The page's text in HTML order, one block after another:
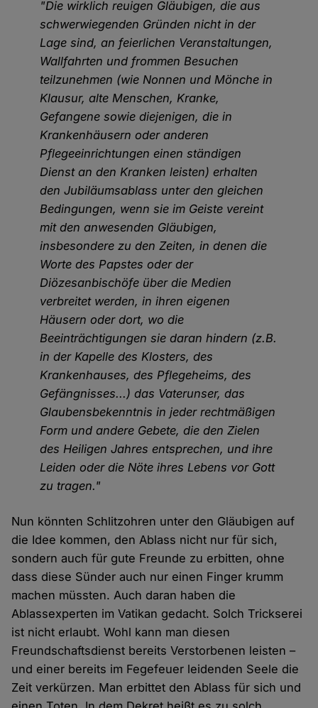
"Die wirklich reuigen Gläubigen, die aus
schwerwiegenden Gründen nicht in der
Lage sind, an feierlichen Veranstaltungen,
Wallfahrten und frommen Besuchen
teilzunehmen (wie Nonnen und Mönche in
Klausur, alte Menschen, Kranke,
Gefangene sowie diejenigen, die in
Krankenhäusern oder anderen
Pflegeeinrichtungen einen ständigen
Dienst an den Kranken leisten) erhalten
den Jubiläumsablass unter den gleichen
Bedingungen, wenn sie im Geiste vereint
mit den anwesenden Gläubigen,
insbesondere zu den Zeiten, in denen die
Worte des Papstes oder der
Diözesanbischöfe über die Medien
verbreitet werden, in ihren eigenen
Häusern oder dort, wo die
Beeinträchtigungen sie daran hindern (z.B.
in der Kapelle des Klosters, des
Krankenhauses, des Pflegeheims, des
Gefängnisses...) das Vaterunser, das
Glaubensbekenntnis in jeder rechtmäßigen
Form und andere Gebete, die den Zielen
des Heiligen Jahres entsprechen, und ihre
Leiden oder die Nöte ihres Lebens vor Gott
zu tragen."
Nun könnten Schlitzohren unter den Gläubigen auf
die Idee kommen, den Ablass nicht nur für sich,
sondern auch für gute Freunde zu erbitten, ohne
dass diese Sünder auch nur einen Finger krumm
machen müssten. Auch daran haben die
Ablassexperten im Vatikan gedacht. Solch Trickserei
ist nicht erlaubt. Wohl kann man diesen
Freundschaftsdienst bereits Verstorbenen leisten –
und einer bereits im Fegefeuer leidenden Seele die
Zeit verkürzen. Man erbittet den Ablass für sich und